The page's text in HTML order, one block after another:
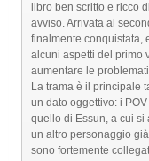
libro ben scritto e ricco
avviso. Arrivata al
finalmente conquistata,
alcuni aspetti del primo
aumentare le
La trama è il principale
un dato oggettivo: i
quello di Essun, a cui
un altro personaggio
sono fortemente